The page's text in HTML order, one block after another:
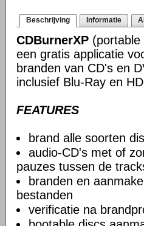
Beschrijving Informatie
CDBurnerXP
een gratis applicatie
branden van CD's en
inclusief Blu-Ray en
FEATURES
brand alle soorten
audio-CD's met of
pauzes tussen de
branden en
bestanden
verificatie na